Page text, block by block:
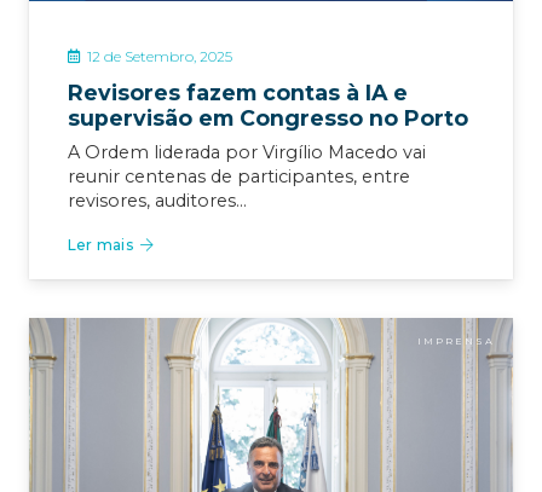
12 de Setembro, 2025
Revisores fazem contas à IA e
supervisão em Congresso no Porto
A Ordem liderada por Virgílio Macedo vai
reunir centenas de participantes, entre
revisores, auditores…
Ler mais
IMPRENSA